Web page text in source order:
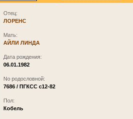
Отец:
ЛОРЕНС
Мать:
АЙЛИ ЛИНДА
Дата рождения:
06.01.1982
No родословной:
7686 / ПГКСС c12-82
Пол:
Кобель